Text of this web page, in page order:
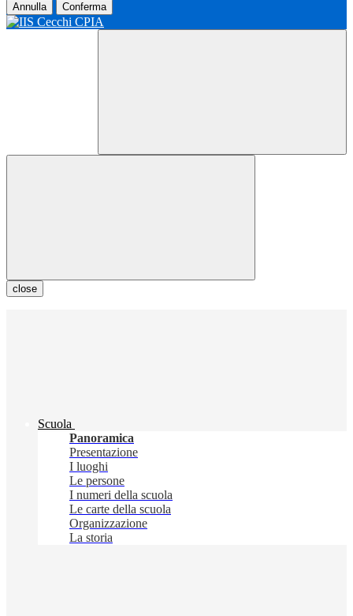
Annulla Conferma
close
Scuola
Panoramica
Presentazione
I luoghi
Le persone
I numeri della scuola
Le carte della scuola
Organizzazione
La storia